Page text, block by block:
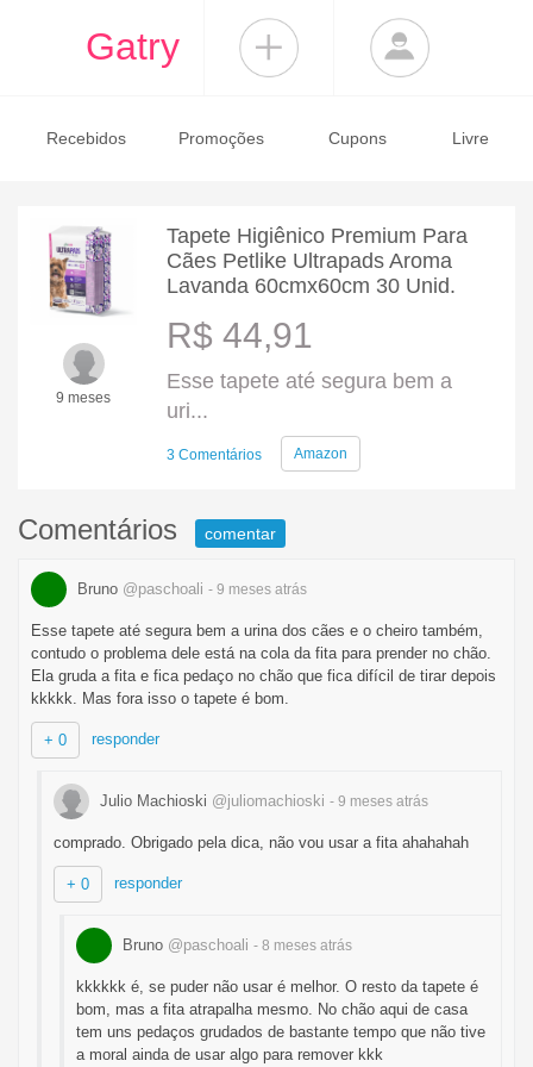
Gatry
Recebidos Promoções Cupons Livre
9 meses
Tapete Higiênico Premium Para
Cães Petlike Ultrapads Aroma
Lavanda 60cmx60cm 30 Unid.
R$ 44,91
Esse tapete até segura bem a
uri...
3 Comentários Amazon
Comentários comentar
Bruno @paschoali - 9 meses atrás
Esse tapete até segura bem a urina dos cães e o cheiro também,
contudo o problema dele está na cola da fita para prender no chão.
Ela gruda a fita e fica pedaço no chão que fica difícil de tirar depois
kkkkk. Mas fora isso o tapete é bom.
+ 0 responder
Julio Machioski @juliomachioski - 9 meses atrás
comprado. Obrigado pela dica, não vou usar a fita ahahahah
+ 0 responder
Bruno @paschoali - 8 meses atrás
kkkkkk é, se puder não usar é melhor. O resto da tapete é
bom, mas a fita atrapalha mesmo. No chão aqui de casa
tem uns pedaços grudados de bastante tempo que não tive
a moral ainda de usar algo para remover kkk